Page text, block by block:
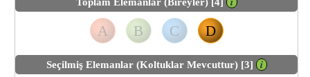
A B C D
Seçilmiş Elemanlar (Koltuklar Mevcuttur) [3] 𝒊